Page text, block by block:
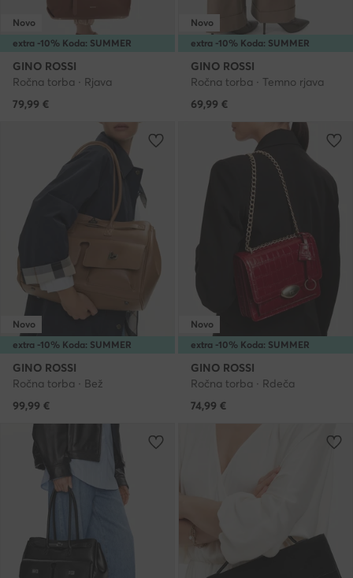
extra -10% Koda: SUMMER
Novo
GINO ROSSI
Ročna torba · Rjava
79,99 €
extra -10% Koda: SUMMER
Novo
GINO ROSSI
Ročna torba · Temno rjava
69,99 €
extra -10% Koda: SUMMER
Novo
GINO ROSSI
Ročna torba · Bež
99,99 €
extra -10% Koda: SUMMER
Novo
GINO ROSSI
Ročna torba · Rdeča
74,99 €